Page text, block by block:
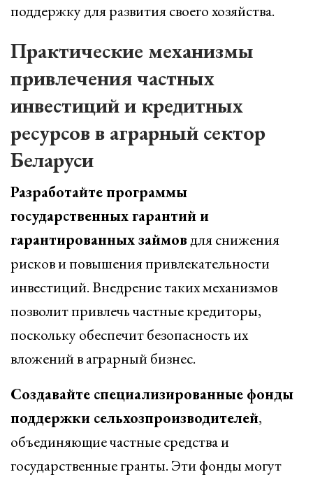
поддержку для развития своего хозяйства.
Практические механизмы
привлечения частных
инвестиций и кредитных
ресурсов в аграрный сектор
Беларуси
Разработайте программы
государственных гарантий и
гарантированных займовдля снижения
рисков и повышения привлекательности
инвестиций. Внедрение таких механизмов
позволит привлечь частные кредиторы,
поскольку обеспечит безопасность их
вложений в аграрный бизнес.
Создавайте специализированные фонды
поддержки сельхозпроизводителей,
объединяющие частные средства и
государственные гранты. Эти фонды могут